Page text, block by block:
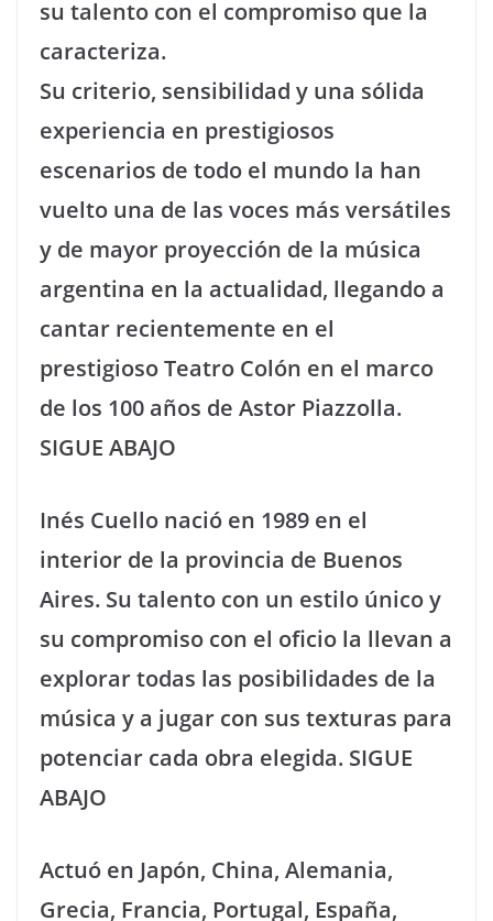
su talento con el compromiso que la
caracteriza.
Su criterio, sensibilidad y una sólida
experiencia en prestigiosos
escenarios de todo el mundo la han
vuelto una de las voces más versátiles
y de mayor proyección de la música
argentina en la actualidad, llegando a
cantar recientemente en el
prestigioso Teatro Colón en el marco
de los 100 años de Astor Piazzolla.
SIGUE ABAJO
Inés Cuello nació en 1989 en el
interior de la provincia de Buenos
Aires. Su talento con un estilo único y
su compromiso con el oficio la llevan a
explorar todas las posibilidades de la
música y a jugar con sus texturas para
potenciar cada obra elegida. SIGUE
ABAJO
Actuó en Japón, China, Alemania,
Grecia, Francia, Portugal, España,